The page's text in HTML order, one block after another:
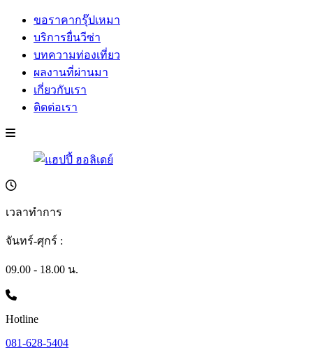
ขอราคากรุ๊ปเหมา
บริการยื่นวีซ่า
บทความท่องเที่ยว
ผลงานที่ผ่านมา
เกี่ยวกับเรา
ติดต่อเรา
เวลาทำการ
จันทร์-ศุกร์ :
09.00 - 18.00 น.
Hotline
081-628-5404